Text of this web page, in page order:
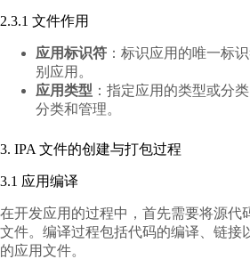
2.3.1 文件作用
应用标识符 ：标识应用的唯一标
别应用。
应用类型 ：指定应用的类型或分
分类和管理。
3. IPA 文件的创建与打包过程
3.1 应用编译
在开发应用的过程中，首先需要将源代
文件。编译过程包括代码的编译、链接
的应用文件。